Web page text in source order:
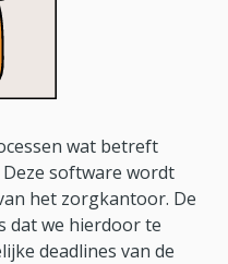
wat betreft
software wordt
het zorgkantoor. De
dat we hierdoor te
deadlines van de